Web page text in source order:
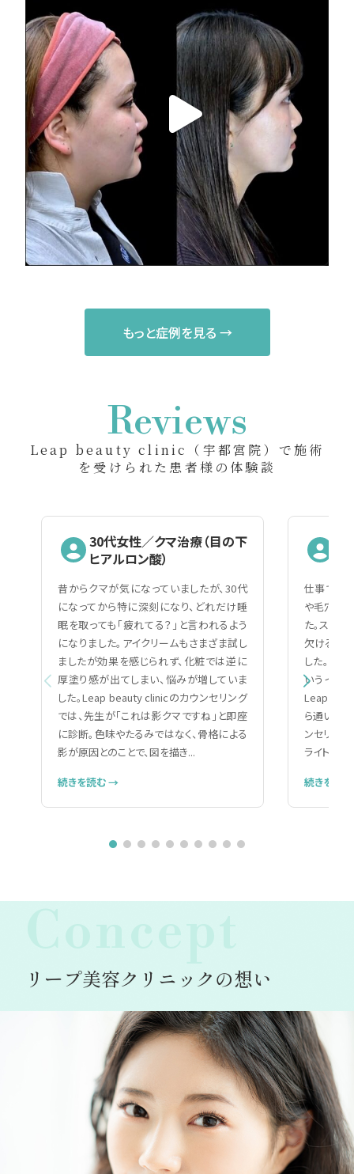
もっと症例を見る →
Reviews
Leap beauty clinic（宇都宮院）で施術
を受けられた患者様の体験談
30代女性／クマ治療（目の下
ヒアルロン酸）
昔からクマが気になっていましたが、30代
になってから特に深刻になり、どれだけ睡
眠を取っても「疲れてる？」と言われるよう
になりました。アイクリームもさまざま試し
ましたが効果を感じられず、化粧では逆に
厚塗り感が出てしまい、悩みが増していま
した。Leap beauty clinicのカウンセリング
では、先生が「これは影クマですね」と即座
に診断。色味やたるみではなく、骨格による
影が原因とのことで、図を描き...
続きを読む →
仕事で人
や毛穴の
た。スキ
欠ける自
した。美
いうイメ
Leap
ら通いや
ンセリン
ライトで細
続きを読
リープ美容クリニックの想い